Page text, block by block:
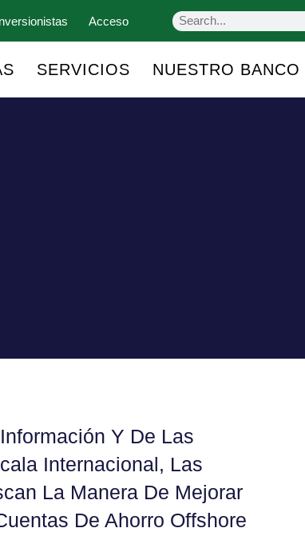
Acceso
SERVICIOS NUESTRO BANCO
Y De Las
Internacional, Las
La Manera De Mejorar
De Ahorro Offshore